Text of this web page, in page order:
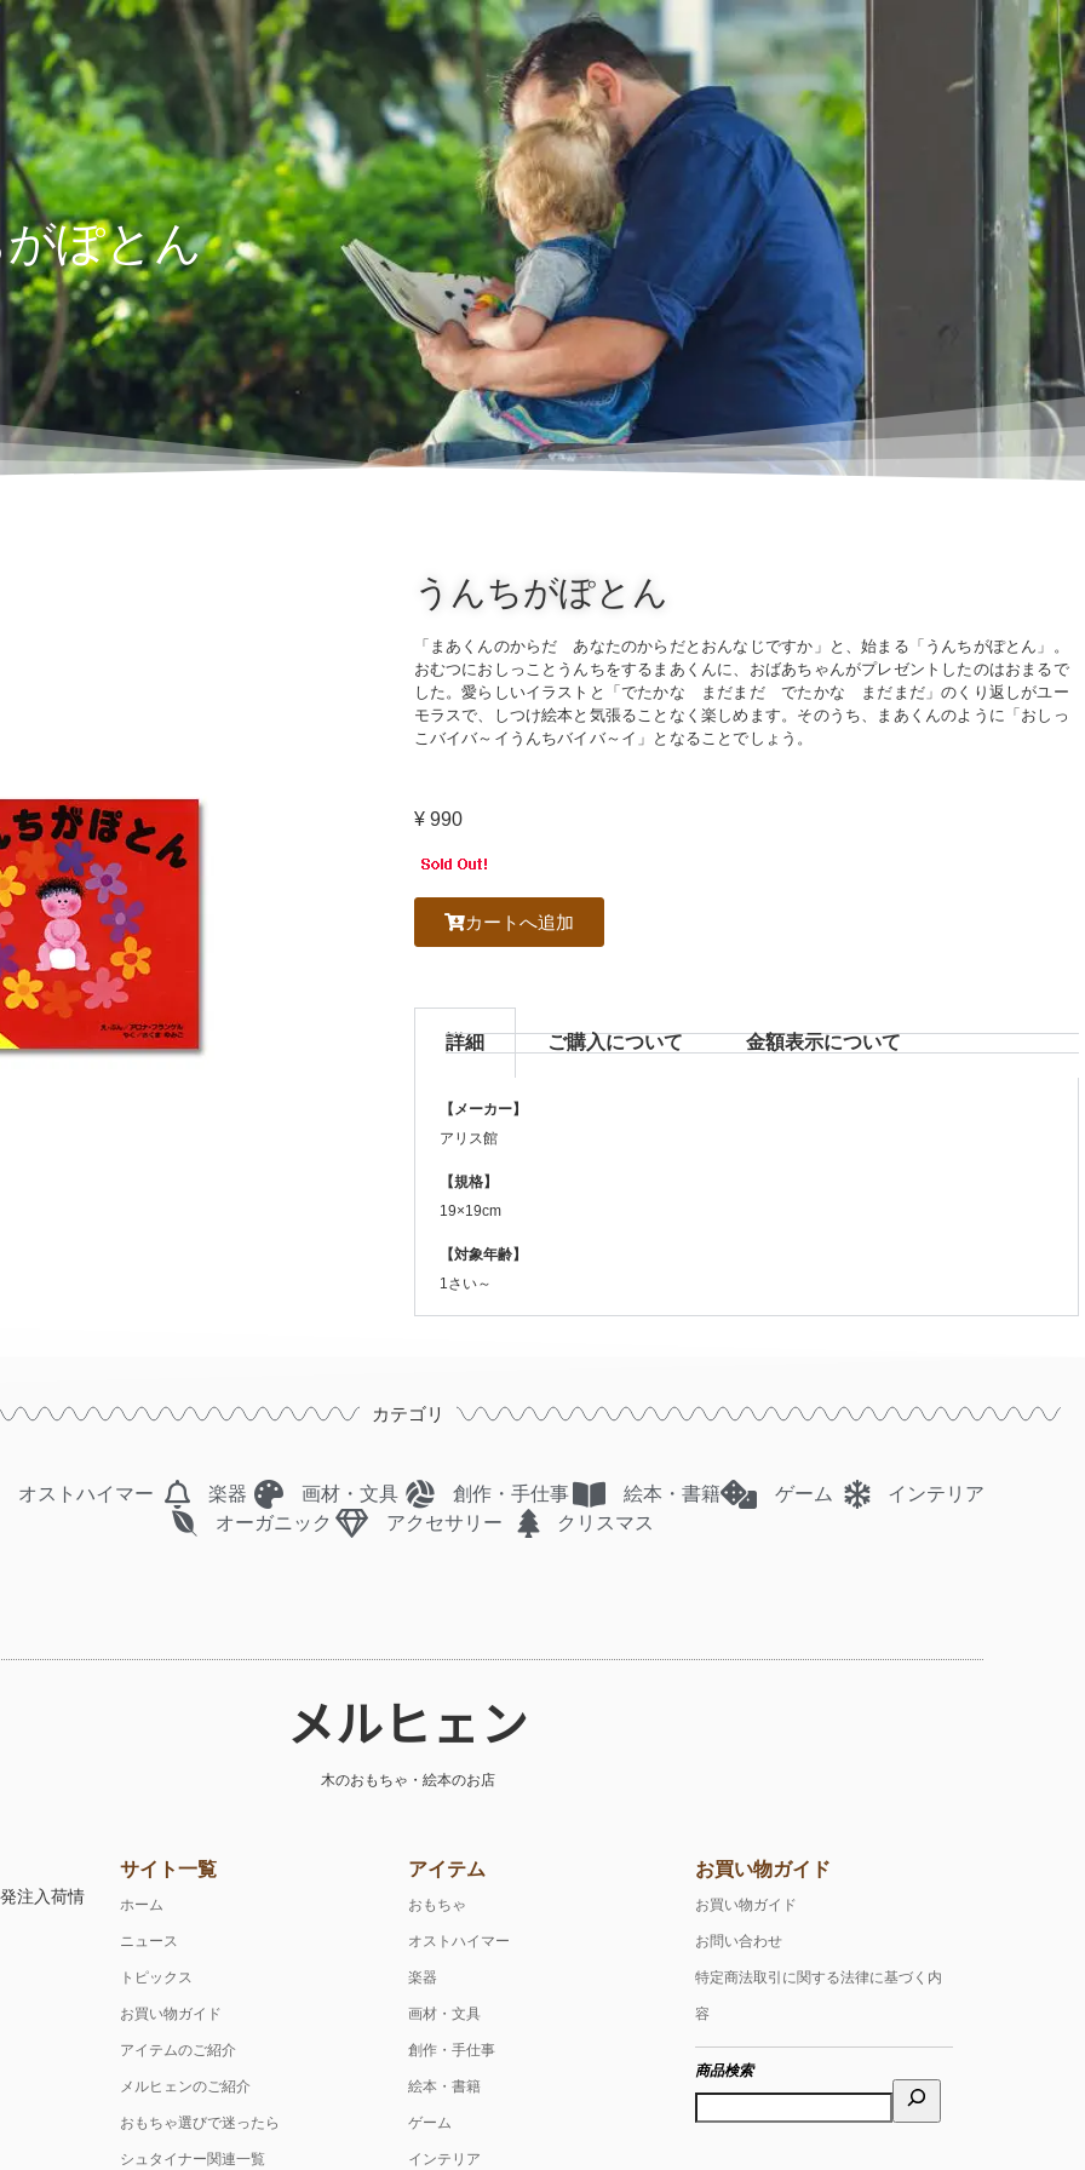
ぽとん
うんちがぽとん
「まあくんのからだ あなたのからだとおんなじですか」と、始まる「うんちがぽとん」。
おむつにおしっことうんちをするまあくんに、おばあちゃんがプレゼントしたのはおまるで
した。愛らしいイラストと「でたかな まだまだ でたかな まだまだ」のくり返しがユー
モラスで、しつけ絵本と気張ることなく楽しめます。そのうち、まあくんのように「おしっ
こバイバ～イうんちバイバ～イ」となることでしょう。
¥ 990
カートへ追加
詳細 ご購入について ⾦額表⽰について
【メーカー】
アリス館
【規格】
19×19cm
【対象年齢】
1さい～
カテゴリ
オストハイマー 楽器 画材・文具 創作・手仕事 絵本・書籍 ゲーム
インテリア
オーガニック
アクセサリー クリスマス
メルヒェン
木のおもちゃ・絵本のお店
注入荷情
サイト一覧
ホーム
ニュース
トピックス
お買い物ガイド
アイテムのご紹介
メルヒェンのご紹介
おもちゃ選びで迷ったら
シュタイナー関連一覧
アイテム
おもちゃ
オストハイマー
楽器
画材・文具
創作・手仕事
絵本・書籍
ゲーム
インテリア
お買い物ガイド
お買い物ガイド
お問い合わせ
特定商法取引に関する法律に基づく内
容
商品検索